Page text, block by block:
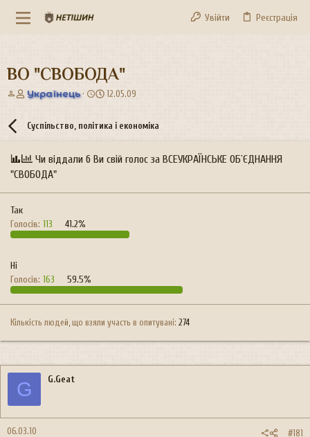
Увійти Реєстрація
ВО "СВОБОДА"
А
о
т
м
и
Українець
Д
а
т
р
н
12.05.09
Суспільство, політика і економіка
Чи віддали б Ви свій голос за ВСЕУКРАЇНСЬКЕ ОБ`ЄДНАННЯ
"СВОБОДА"
Так
Голосів: 113 41.2%
Ні
Голосів: 163 59.5%
Кількість людей, що взяли участь в опитувані 274
G G.Geat
06.03.10 #181